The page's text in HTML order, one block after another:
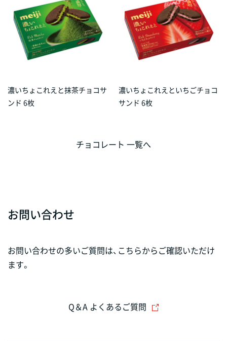
濃いちょこれえと抹茶チョコサ
ンド 6枚
濃いちょこれえといちごチョコ
サンド 6枚
チョコレート 一覧へ
お問い合わせ
お問い合わせの多いご質問は、こちらからご確認いただけ
ます。
Q＆A よくあるご質問